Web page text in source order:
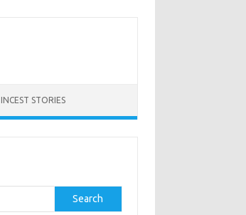
INCEST STORIES
Search